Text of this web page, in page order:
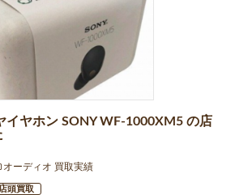
イヤホン SONY WF-1000XM5 の店
オーディオ 買取実績
店頭買取